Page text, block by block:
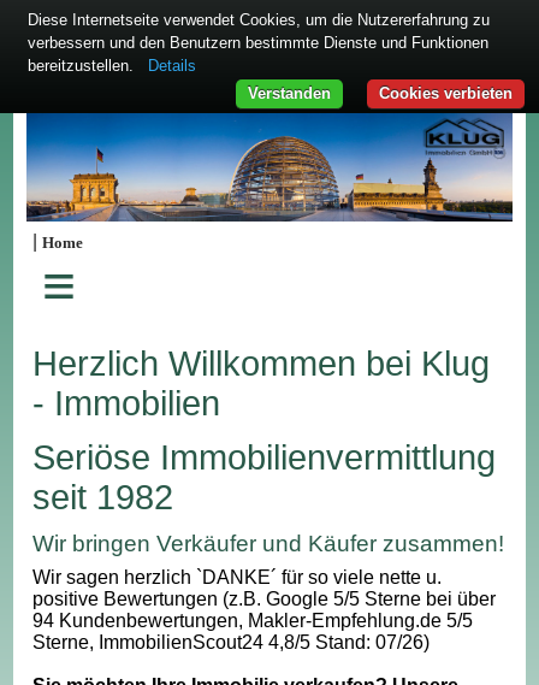
|Home
≡
Herzlich Willkommen bei Klug
- Immobilien
Seriöse Immobilienvermittlung
seit 1982
Wir bringen Verkäufer und Käufer zusammen!
Wir sagen herzlich `DANKE´ für so viele nette u.
positive Bewertungen (z.B. Google 5/5 Sterne bei über
94 Kundenbewertungen, Makler-Empfehlung.de 5/5
Sterne, ImmobilienScout24 4,8/5 Stand: 07/26)
Diese Internetseite verwendet Cookies, um die Nutzererfahrung zu
verbessern und den Benutzern bestimmte Dienste und Funktionen
bereitzustellen.
Details
Cookies verbieten
Verstanden